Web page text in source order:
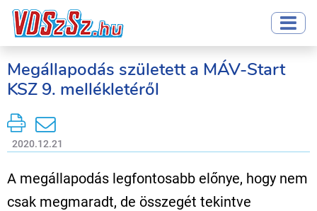
Megállapodás született a MÁV-Start
KSZ 9. mellékletéről
2020.12.21
A megállapodás legfontosabb előnye, hogy nem
csak megmaradt, de összegét tekintve